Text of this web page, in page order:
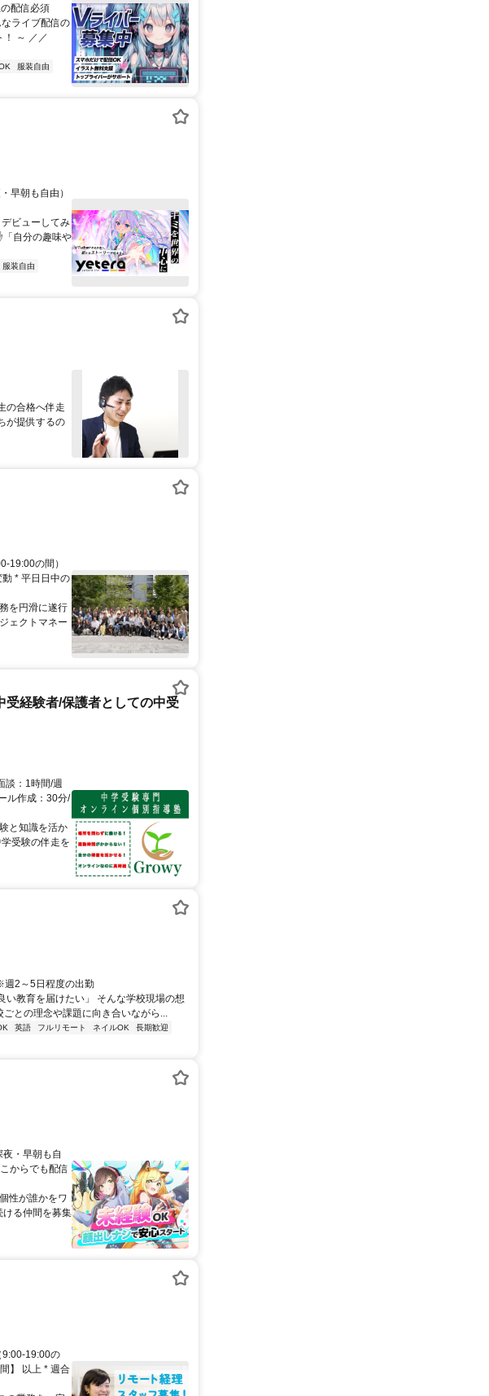
配信必須
ライブ配信の
～ ／／
服装自由
早朝も自由）
ビューしてみ
「自分の趣味や
服装自由
の合格へ伴走
が提供するの
19:00の間）
* 平日日中の
を円滑に遂行
ェクトマネー
受経験者/保護者としての中受
談：1時間/週
ル作成：30分/
と知識を活か
受験の伴走を
2～5日程度の出勤
い教育を届けたい」 そんな学校現場の想
との理念や課題に向き合いながら...
英語 フルリモート ネイルOK
長期歓迎
・早朝も自
からでも配信
誰かをワ
ける仲間を募集
9:00-19:00の
】 以上 * 週合